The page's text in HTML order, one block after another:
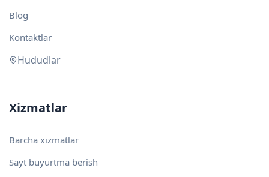
Blog
Kontaktlar
Hududlar
Xizmatlar
Barcha xizmatlar
Sayt buyurtma berish